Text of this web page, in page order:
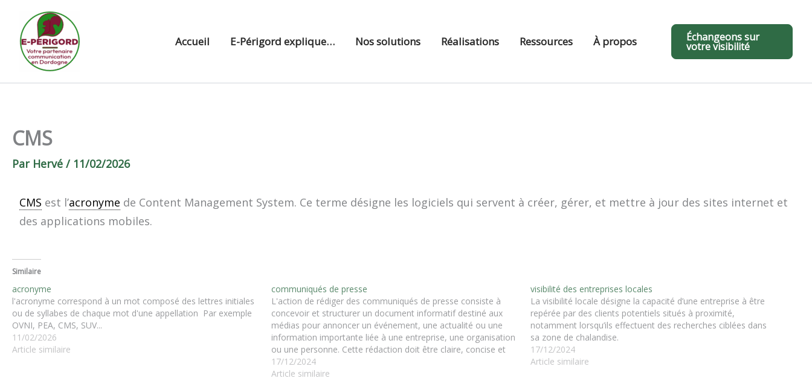
contenu
Accueil E-Périgord explique… Nos solutions Réalisations Ressources À propos Échangeons sur
votre visibilité
CMS
Par Hervé / 11/02/2026
CMS est l’acronyme de Content Management System. Ce terme désigne les logiciels qui servent à créer, gérer, et mettre à jour des sites internet et
des applications mobiles.
Similaire
acronyme
l'acronyme correspond à un mot composé des lettres initiales
ou de syllabes de chaque mot d'une appellation Par exemple
OVNI, PEA, CMS, SUV...
11/02/2026
Article similaire
communiqués de presse
L'action de rédiger des communiqués de presse consiste à
concevoir et structurer un document informatif destiné aux
médias pour annoncer un événement, une actualité ou une
information importante liée à une entreprise, une organisation
ou une personne. Cette rédaction doit être claire, concise et
engageante afin d’attirer l’attention des journalistes…
17/12/2024
Article similaire
visibilité des entreprises locales
La visibilité locale désigne la capacité d’une entreprise à être
repérée par des clients potentiels situés à proximité,
notamment lorsqu’ils effectuent des recherches ciblées dans
sa zone de chalandise.
17/12/2024
Article similaire